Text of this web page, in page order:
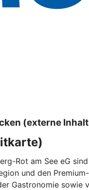
(externe
Rot am See eG
und den
Gastronomie sowie